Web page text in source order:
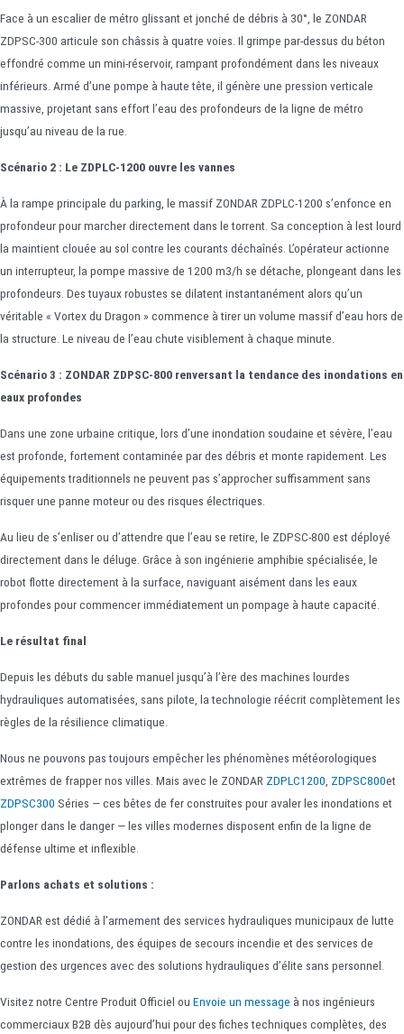
Face à un escalier de métro glissant et jonché de débris à 30°, le ZONDAR
ZDPSC-300 articule son châssis à quatre voies. Il grimpe par-dessus du béton
effondré comme un mini-réservoir, rampant profondément dans les niveaux
inférieurs. Armé d’une pompe à haute tête, il génère une pression verticale
massive, projetant sans effort l’eau des profondeurs de la ligne de métro
jusqu’au niveau de la rue.
Scénario 2 : Le ZDPLC-1200 ouvre les vannes
À la rampe principale du parking, le massif ZONDAR ZDPLC-1200 s’enfonce en
profondeur pour marcher directement dans le torrent. Sa conception à lest lourd
la maintient clouée au sol contre les courants déchaînés. L’opérateur actionne
un interrupteur, la pompe massive de 1200 m3/h se détache, plongeant dans les
profondeurs. Des tuyaux robustes se dilatent instantanément alors qu’un
véritable « Vortex du Dragon » commence à tirer un volume massif d’eau hors de
la structure. Le niveau de l’eau chute visiblement à chaque minute.
Scénario 3 : ZONDAR ZDPSC-800 renversant la tendance des inondations en
eaux profondes
Dans une zone urbaine critique, lors d’une inondation soudaine et sévère, l’eau
est profonde, fortement contaminée par des débris et monte rapidement. Les
équipements traditionnels ne peuvent pas s’approcher suffisamment sans
risquer une panne moteur ou des risques électriques.
Au lieu de s’enliser ou d’attendre que l’eau se retire, le ZDPSC-800 est déployé
directement dans le déluge. Grâce à son ingénierie amphibie spécialisée, le
robot flotte directement à la surface, naviguant aisément dans les eaux
profondes pour commencer immédiatement un pompage à haute capacité.
Le résultat final
Depuis les débuts du sable manuel jusqu’à l’ère des machines lourdes
hydrauliques automatisées, sans pilote, la technologie réécrit complètement les
règles de la résilience climatique.
Nous ne pouvons pas toujours empêcher les phénomènes météorologiques
extrêmes de frapper nos villes. Mais avec le ZONDAR ZDPLC1200, ZDPSC800et
ZDPSC300 Séries — ces bêtes de fer construites pour avaler les inondations et
plonger dans le danger — les villes modernes disposent enfin de la ligne de
défense ultime et inflexible.
Parlons achats et solutions :
ZONDAR est dédié à l’armement des services hydrauliques municipaux de lutte
contre les inondations, des équipes de secours incendie et des services de
gestion des urgences avec des solutions hydrauliques d’élite sans personnel.
Visitez notre Centre Produit Officiel ou Envoie un message à nos ingénieurs
commerciaux B2B dès aujourd’hui pour des fiches techniques complètes, des